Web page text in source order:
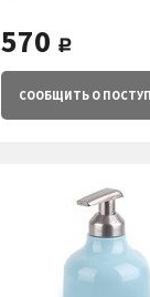
570 руб.
СООБЩИТЬО